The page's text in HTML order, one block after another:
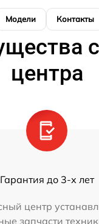
Модели Контакты
центра
Гарантия до 3-х лет
центр
запчасти